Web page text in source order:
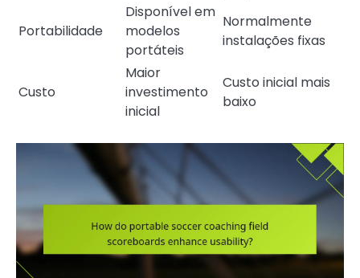
Portabilidade
Disponível em
modelos
portáteis
Normalmente
instalações fixas
Custo
Maior
investimento
inicial
Custo inicial mais
baixo